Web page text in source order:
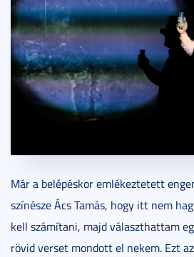
Már a belépéskor emlékeztetett
színésze Ács Tamás, hogy itt nem
kell számítani, majd választhattam
rövid verset mondott el nekem. Ezt